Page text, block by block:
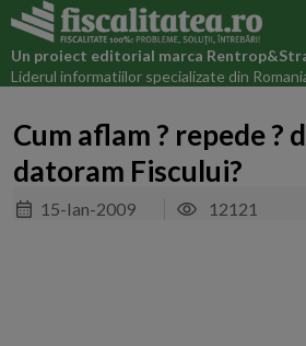
Un proiect editorial marca
Liderul informatiilor specializate din
Cum aflam ? repede ?
datoram Fiscului?
15-Ian-2009 12121